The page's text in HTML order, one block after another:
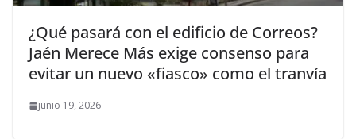
¿Qué pasará con el edificio de Correos?
Jaén Merece Más exige consenso para
evitar un nuevo «fiasco» como el tranvía
junio 19, 2026